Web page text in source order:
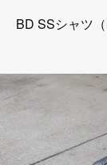
BD SSシャツ（